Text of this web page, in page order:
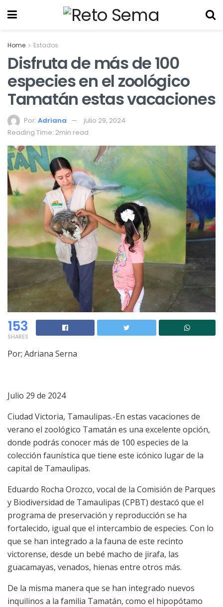
Home Estados
Disfruta de más de 100
especies en el zoológico
Tamatán estas vacaciones
Por: Adriana
julio 29, 2024
Reading Time: 2min read
153
SHARES
Por; Adriana Serna
Julio 29 de 2024
Ciudad Victoria, Tamaulipas.-En estas vacaciones de
verano el zoológico Tamatán es una excelente opción,
donde podrás conocer más de 100 especies de la
colección faunística que tiene este icónico lugar de la
capital de Tamaulipas.
Eduardo Rocha Orozco, vocal de la Comisión de Parques
y Biodiversidad de Tamaulipas (CPBT) destacó que el
programa de preservación y reproducción se ha
fortalecido, igual que el intercambio de especies. Con lo
que se han integrado a la fauna de este recinto
victorense, desde un bebé macho de jirafa, las
guacamayas, venados, hienas entre otros más.
De la misma manera que se han integrado nuevos
inquilinos a la familia Tamatán, como el hipopótamo